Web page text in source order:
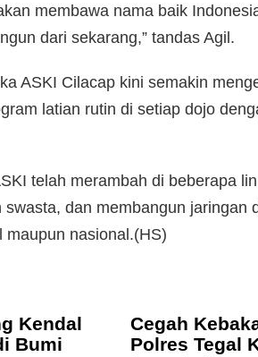
membawa nama baik
dari sekarang,” tandas Agil.
ASKI Cilacap kini semakin
latian rutin di setiap dojo
telah merambah di beberapa
dan membangun jaringan
maupun nasional.(HS)
Kendal
Bumi
Cegah
Polres Tegal